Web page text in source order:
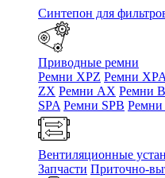
Синтепон для
Приводные ремни
Ремни XPZ Ремни XPA
ZX Ремни AX Ремни
SPA Ремни SPB Ремни
Вентиляционные
Запчасти Приточно-